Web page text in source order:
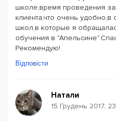
школе,время проведения
клиента,что очень удобно,в
школ,в которые я
обучения в
Рекомендую!
Відповісти
Натали
15 Грудень 2017,